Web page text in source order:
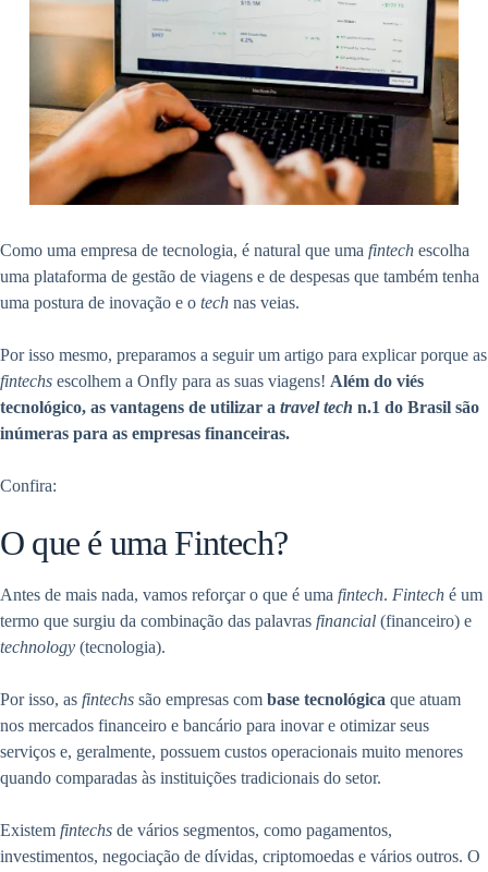
Como uma empresa de tecnologia, é natural que uma fintech escolha
uma plataforma de gestão de viagens e de despesas que também tenha
uma postura de inovação e o tech nas veias.
Por isso mesmo, preparamos a seguir um artigo para explicar porque as
fintechs escolhem a Onfly para as suas viagens! Além do viés
tecnológico, as vantagens de utilizar a travel tech n.1 do Brasil são
inúmeras para as empresas financeiras.
Confira:
O que é uma Fintech?
Antes de mais nada, vamos reforçar o que é uma fintech. Fintech é um
termo que surgiu da combinação das palavras financial (financeiro) e
technology (tecnologia).
Por isso, as fintechs são empresas com base tecnológica que atuam
nos mercados financeiro e bancário para inovar e otimizar seus
serviços e, geralmente, possuem custos operacionais muito menores
quando comparadas às instituições tradicionais do setor.
Existem fintechs de vários segmentos, como pagamentos,
investimentos, negociação de dívidas, criptomoedas e vários outros. O